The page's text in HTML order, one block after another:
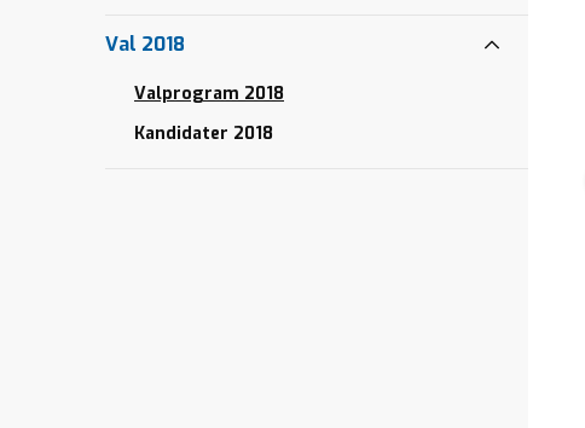
e
n
y
Val 2018
Valprogram 2018
Kandidater 2018